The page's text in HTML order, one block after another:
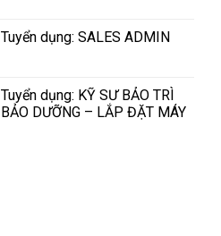
Tuyển dụng: SALES ADMIN
Tuyển dụng: KỸ SƯ BẢO TRÌ
BẢO DƯỠNG – LẮP ĐẶT MÁY